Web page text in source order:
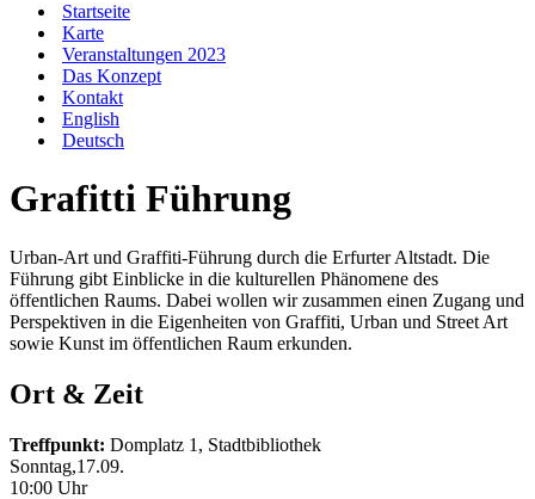
Startseite
Karte
Veranstaltungen 2023
Das Konzept
Kontakt
English
Deutsch
Grafitti Führung
Urban-Art und Graffiti-Führung durch die Erfurter Altstadt. Die
Führung gibt Einblicke in die kulturellen Phänomene des
öffentlichen Raums. Dabei wollen wir zusammen einen Zugang und
Perspektiven in die Eigenheiten von Graffiti, Urban und Street Art
sowie Kunst im öffentlichen Raum erkunden.
Ort & Zeit
Treffpunkt: Domplatz 1, Stadtbibliothek
Sonntag,17.09.
10:00 Uhr